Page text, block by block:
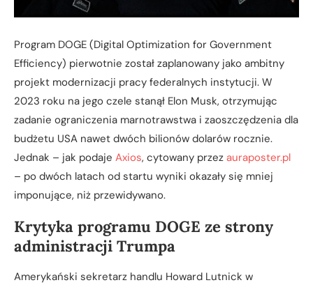
Program DOGE (Digital Optimization for Government
Efficiency) pierwotnie został zaplanowany jako ambitny
projekt modernizacji pracy federalnych instytucji. W
2023 roku na jego czele stanął Elon Musk, otrzymując
zadanie ograniczenia marnotrawstwa i zaoszczędzenia dla
budżetu USA nawet dwóch bilionów dolarów rocznie.
Jednak – jak podaje Axios, cytowany przez auraposter.pl
– po dwóch latach od startu wyniki okazały się mniej
imponujące, niż przewidywano.
Krytyka programu DOGE ze strony
administracji Trumpa
Amerykański sekretarz handlu Howard Lutnick w